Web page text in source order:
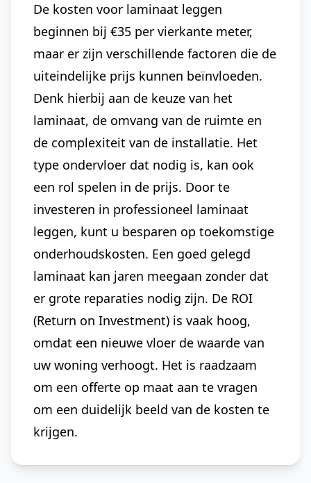
De kosten voor laminaat leggen
beginnen bij €35 per vierkante meter,
maar er zijn verschillende factoren die de
uiteindelijke prijs kunnen beïnvloeden.
Denk hierbij aan de keuze van het
laminaat, de omvang van de ruimte en
de complexiteit van de installatie. Het
type ondervloer dat nodig is, kan ook
een rol spelen in de prijs. Door te
investeren in professioneel laminaat
leggen, kunt u besparen op toekomstige
onderhoudskosten. Een goed gelegd
laminaat kan jaren meegaan zonder dat
er grote reparaties nodig zijn. De ROI
(Return on Investment) is vaak hoog,
omdat een nieuwe vloer de waarde van
uw woning verhoogt. Het is raadzaam
om een offerte op maat aan te vragen
om een duidelijk beeld van de kosten te
krijgen.